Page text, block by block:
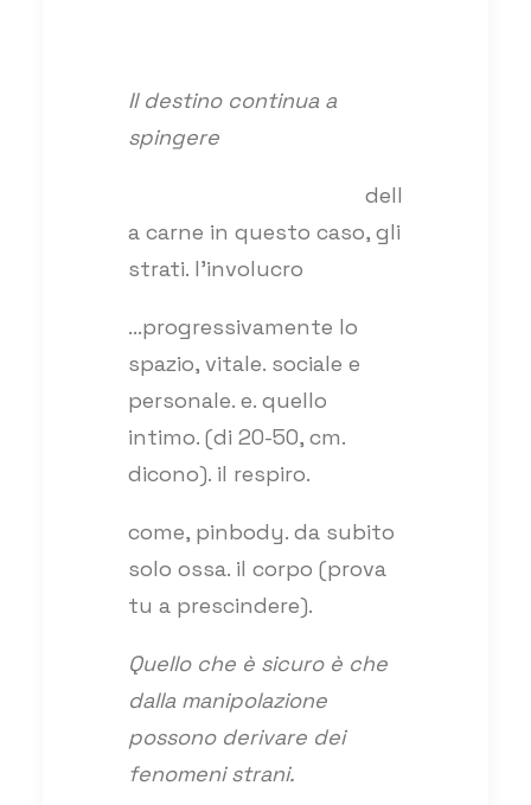
Il destino continua a
spingere
dell
a carne in questo caso, gli
strati. l’involucro
…progressivamente lo
spazio, vitale. sociale e
personale. e. quello
intimo. (di 20-50, cm.
dicono). il respiro.
come, pinbody. da subito
solo ossa. il corpo (prova
tu a prescindere).
Quello che è sicuro è che
dalla manipolazione
possono derivare dei
fenomeni strani.